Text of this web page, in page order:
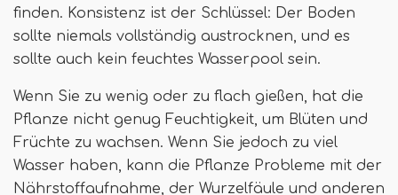
finden. Konsistenz ist der Schlüssel: Der Boden
sollte niemals vollständig austrocknen, und es
sollte auch kein feuchtes Wasserpool sein.
Wenn Sie zu wenig oder zu flach gießen, hat die
Pflanze nicht genug Feuchtigkeit, um Blüten und
Früchte zu wachsen. Wenn Sie jedoch zu viel
Wasser haben, kann die Pflanze Probleme mit der
Nährstoffaufnahme, der Wurzelfäule und anderen